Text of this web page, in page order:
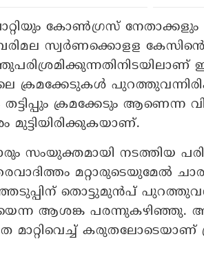
കോൺഗ്രസ് നേതാക്കളും
സ്വർണക്കൊളള
ക്രമക്കേടുകൾ
തട്ടിപ്പും ക്രമക്കേടും ആണെന്ന
മുട്ടിയിരിക്കുകയാണ്.
സംയുക്തമായി നടത്തിയ
മറ്റാരുടെയുമേൽ
തൊട്ടുമുൻപ്
ആശങ്ക
കരുതലോടെയാണ്